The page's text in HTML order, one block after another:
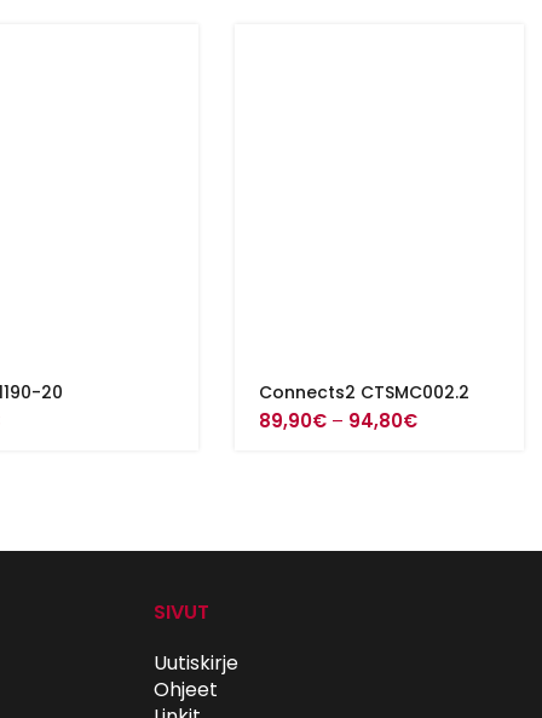
20 Connects2 CTSMC002.2
89,90€ – 94,80€Hintaluokka:
SIVUT
Uutiskirje
Ohjeet